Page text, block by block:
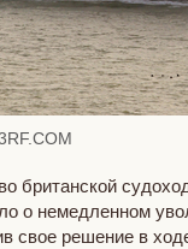
британской
о немедленном
свое решение в